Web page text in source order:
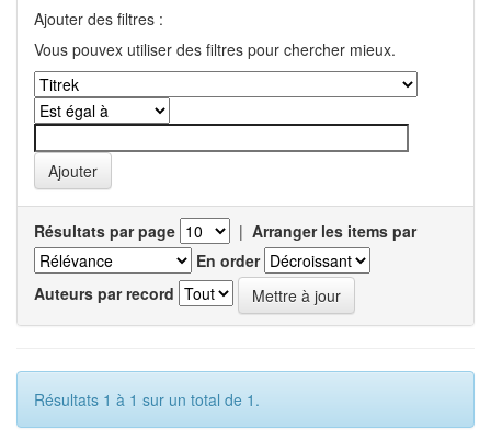
Ajouter des filtres :
Vous pouvex utiliser des filtres pour chercher mieux.
Résultats par page | Arranger les items par
En order
Auteurs par record
Résultats 1 à 1 sur un total de 1.